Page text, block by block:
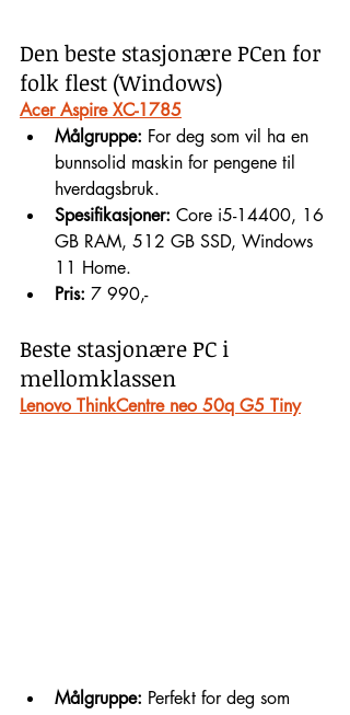
Den beste stasjonære PCen for
folk flest (Windows)
Acer Aspire XC-1785
Målgruppe: For deg som vil ha en
bunnsolid maskin for pengene til
hverdagsbruk.
Spesifikasjoner: Core i5-14400, 16
GB RAM, 512 GB SSD, Windows
11 Home.
Pris: 7 990,-
Beste stasjonære PC i
mellomklassen
Lenovo ThinkCentre neo 50q G5 Tiny
Målgruppe: Perfekt for deg som